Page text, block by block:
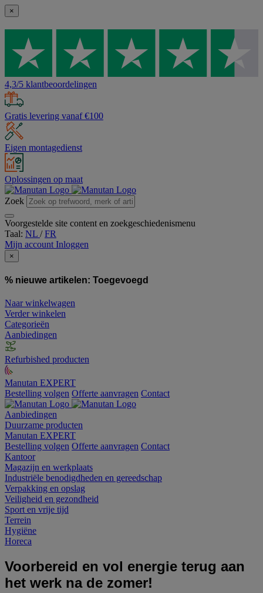
×
4,3/5 klantbeoordelingen
Gratis levering vanaf €100
Eigen montagedienst
Oplossingen op maat
Zoek
Voorgestelde site content en zoekgeschiedenismenu
Taal: NL /FR
Mijn account Inloggen
×
% nieuwe artikelen: Toegevoegd
Naar winkelwagen
Verder winkelen
Categorieën
Aanbiedingen
Refurbished producten
Manutan EXPERT
Bestelling volgen Offerte aanvragen Contact
Aanbiedingen
Duurzame producten
Manutan EXPERT
Bestelling volgen Offerte aanvragen Contact
Kantoor
Magazijn en werkplaats
Industriële benodigdheden en gereedschap
Verpakking en opslag
Veiligheid en gezondheid
Sport en vrije tijd
Terrein
Hygiëne
Horeca
Voorbereid en vol energie terug aan
het werk na de zomer!